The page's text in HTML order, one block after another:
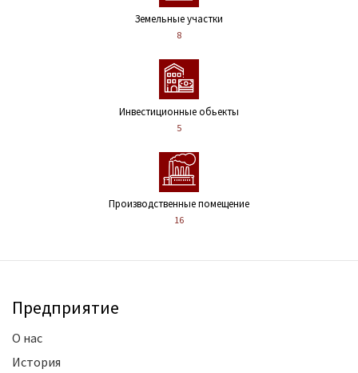
Земельные участки
8
Инвестиционные обьекты
5
Производственные помещение
16
Предприятие
О нас
История